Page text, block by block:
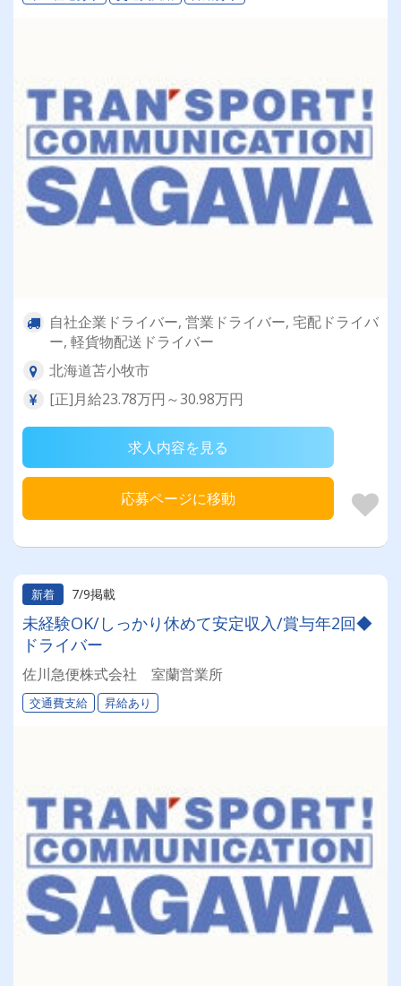
自社企業ドライバー, 営業ドライバー, 宅配ドライバ
ー, 軽貨物配送ドライバー
北海道苫小牧市
[正]月給23.78万円～30.98万円
求人内容を見る
応募ページに移動
新着 7/9掲載
未経験OK/しっかり休めて安定収入/賞与年2回◆
ドライバー
佐川急便株式会社 室蘭営業所
交通費支給 昇給あり